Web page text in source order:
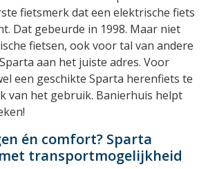
fietsmerk dat een elektrische fiets
Dat gebeurde in 1998. Maar niet
fietsen, ook voor tal van andere
aan het juiste adres. Voor
een geschikte Sparta herenfiets te
van het gebruik. Banierhuis helpt
én comfort? Sparta
transportmogelijkheid